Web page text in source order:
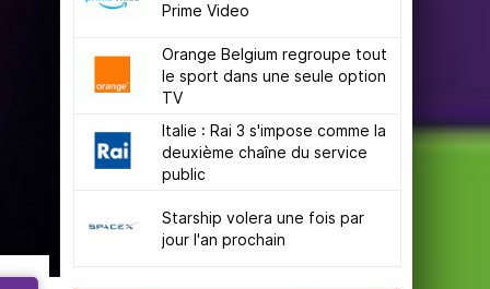
Prime Video
Orange Belgium regroupe tout
le sport dans une seule option
TV
Italie : Rai 3 s'impose comme la
deuxième chaîne du service
public
Starship volera une fois par
jour l'an prochain